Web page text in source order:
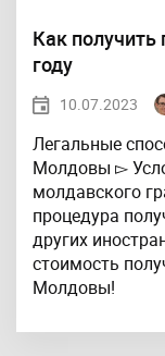
Как
году
10.07.2023
Легальные
Молдовы ▻
молдавского
процедура
других
стоимость
Молдовы!